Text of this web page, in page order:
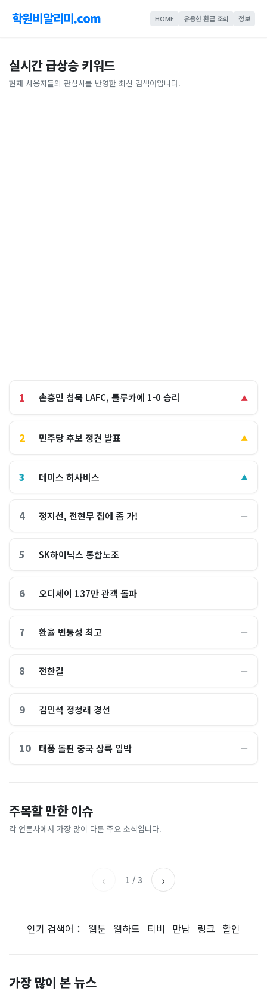
학원비알리미.com HOME 유용한 환급 조회 정보
실시간 급상승 키워드
현재 사용자들의 관심사를 반영한 최신 검색어입니다.
1 손흥민 침묵 LAFC, 톨루카에 1-0 승리 ▲
2 민주당 후보 정견 발표 ▲
3 데미스 허사비스 ▲
4 정지선, 전현무 집에 좀 가! ―
5 SK하이닉스 통합노조 ―
6 오디세이 137만 관객 돌파 ―
7 환율 변동성 최고 ―
8 전한길 ―
9 김민석 정청래 경선 ―
10 태풍 돌핀 중국 상륙 임박 ―
주목할 만한 이슈
각 언론사에서 가장 많이 다룬 주요 소식입니다.
“위고비·마운자로 회사 돈으
로”…연 3500억 쓴다는 ‘이
곳’ 국민일보
원 3500명 '우르르'
아시아경제
[크랩] 초과근무 ‘4시간 족쇄’
풀었는데도 공무원들이 반발
김선태, 충주시장 “돌아올 생
‹ 1 / 3 ›
인기 검색어： 웹툰 웹하드 티비 만남 링크 할인
가장 많이 본 뉴스